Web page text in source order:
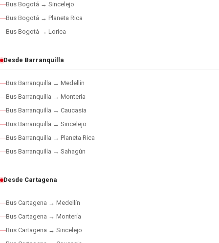
Bus Bogotá → Sincelejo
Bus Bogotá → Planeta Rica
Bus Bogotá → Lorica
Desde Barranquilla
Bus Barranquilla → Medellín
Bus Barranquilla → Montería
Bus Barranquilla → Caucasia
Bus Barranquilla → Sincelejo
Bus Barranquilla → Planeta Rica
Bus Barranquilla → Sahagún
Desde Cartagena
Bus Cartagena → Medellín
Bus Cartagena → Montería
Bus Cartagena → Sincelejo